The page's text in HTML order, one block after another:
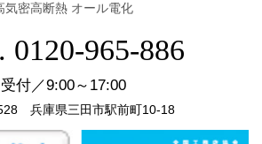
気密高断熱 オール電化
0120-965-886
受付／9:00～17:00
兵庫県三田市駅前町10-18